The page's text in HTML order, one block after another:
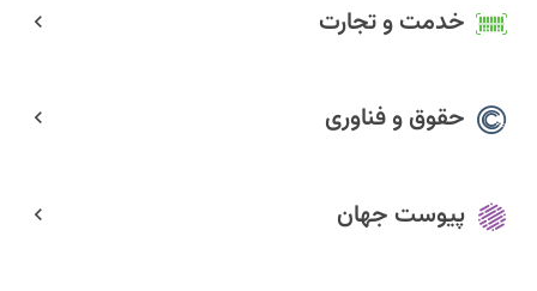
خدمت و تجارت
حقوق و فناوری
پیوست جهان